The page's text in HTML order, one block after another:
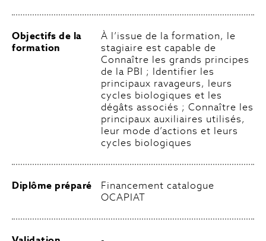
Objectifs de la
formation
À l’issue de la formation, le
stagiaire est capable de
Connaître les grands principes
de la PBI ; Identifier les
principaux ravageurs, leurs
cycles biologiques et les
dégâts associés ; Connaître les
principaux auxiliaires utilisés,
leur mode d’actions et leurs
cycles biologiques
Diplôme préparé
Financement catalogue
OCAPIAT